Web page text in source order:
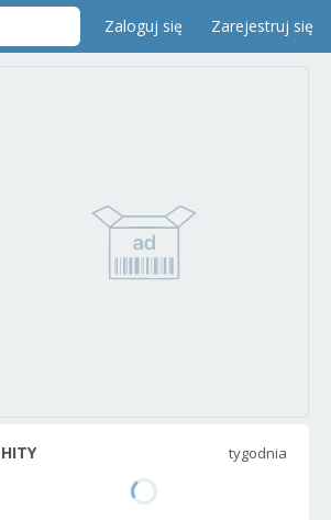
Zaloguj się Zarejestruj się
HITY tygodnia